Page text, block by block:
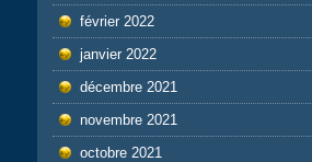
février 2022
janvier 2022
décembre 2021
novembre 2021
octobre 2021